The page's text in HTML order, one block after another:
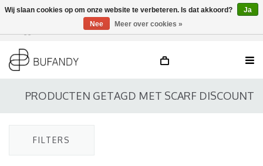
DE / EN
PRODUCTEN GETAGD MET SCARF DISCOUNT
FILTERS
Wij slaan cookies op om onze website te verbeteren. Is dat akkoord?
Ja
Nee
Meer over cookies »